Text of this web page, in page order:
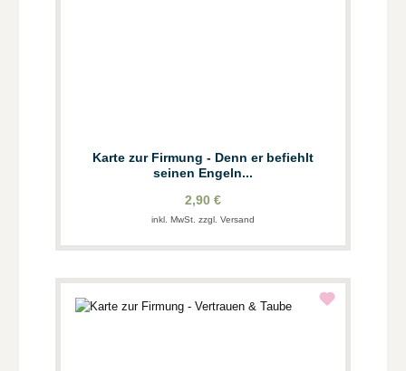
Karte zur Firmung - Denn er befiehlt
seinen Engeln...
2,90 €
inkl. MwSt. zzgl. Versand